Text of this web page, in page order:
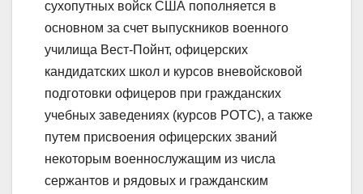
сухопутных войск США пополняется в
основном за счет выпускников военного
училища Вест-Пойнт, офицерских
кандидатских школ и курсов вневойсковой
подготовки офицеров при гражданских
учебных заведениях (курсов РОТС), а также
путем присвоения офицерских званий
некоторым военнослужащим из числа
сержантов и рядовых и гражданским